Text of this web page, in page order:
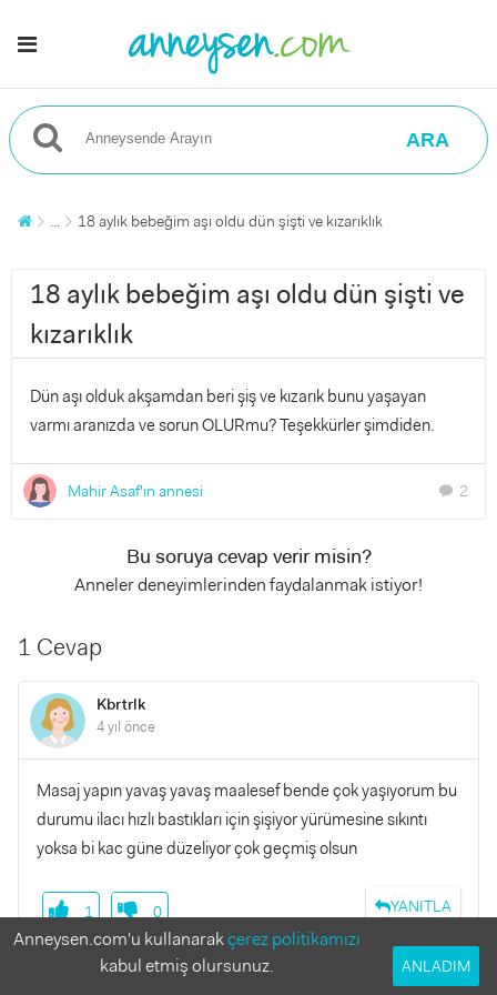
ARA
... 18 aylık bebeğim aşı oldu dün şişti ve kızarıklık
18 aylık bebeğim aşı oldu dün şişti ve
kızarıklık
Dün aşı olduk akşamdan beri şiş ve kızarık bunu yaşayan
varmı aranızda ve sorun OLURmu? Teşekkürler şimdiden.
Mahir Asaf'ın annesi chat 2
Bu soruya cevap verir misin?
Anneler deneyimlerinden faydalanmak istiyor!
1 Cevap
Kbrtrlk
4 yıl önce
Masaj yapın yavaş yavaş maalesef bende çok yaşıyorum bu
durumu ilacı hızlı bastıkları için şişiyor yürümesine sıkıntı
yoksa bi kac güne düzeliyor çok geçmiş olsun
YANITLA
1 0
Mahir Asaf'ın annesi
Anneysen.com'u kullanarakçerez politikamızı
kabul etmiş olursunuz.
ANLADIM